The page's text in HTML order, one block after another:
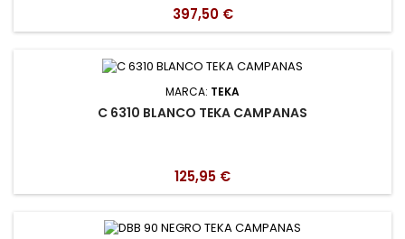
397,50 €
MARCA: TEKA
C 6310 BLANCO TEKA CAMPANAS
125,95 €